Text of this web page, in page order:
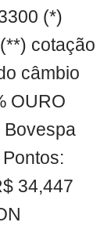
(*)
cotação
câmbio
OURO
Bovespa
34,447